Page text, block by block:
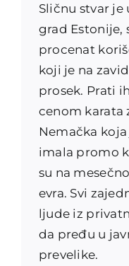
Sličnu stvar je
grad Estonije,
procenat
koji je na
prosek. Prati
cenom karata
Nemačka
imala promo
su na
evra. Svi
ljude iz
da pređu u
prevelike.